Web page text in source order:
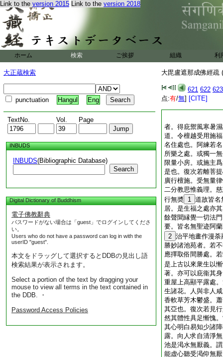
Link to the version 2015 Link to the version 2018
ホーム 検索 ご挨拶 組織 利
大正蔵検索
punctuation Hangul Eng
TextNo. Vol. Page
INBUDS
INBUDS(Bibliographic Database)
Search
Digital Dictionary of Buddhism
電子佛教辭典
パスワードがない場合は「guest」でログインしてくださ
い。
Users who do not have a password can log in with the
userID "guest".
本文をドラッグして選択するとDDBの見出し語
検索結果が表示されます。
Select a portion of the text by dragging your
mouse to view all terms in the text contained in
the DDB. ・
Password Access Policies
大毘盧遮那成佛經疏
621 622 623
点:有/無] [CITE]
者。得庇禦風寒暑
道。令檀越受用施
名住處也。阿練若
所樂之處。或獨一
限量小房。或施主
是也。復次若離菩
廣行檀施。受無量
二分教思惟義理。
行無奬
1 道故皆名
居。是生福之處亦
餘聲聞縁覺一切法
要。皆名無聖迹阿
2 治平地畫作漫
勝妙諸池苑者。若
應擇取俗間勝處。
是上古以來衆生以
著。亦可以庇衞其
重屋上高顯平露處
生諸花。人與非人
香軟草芳木鬱盛。
其亞也。復次若見
然其體性具足慚愧
其心明白易知少諸
露。向人求自清淨
池是渇水無厭義。
能虚心聽受渇仰無